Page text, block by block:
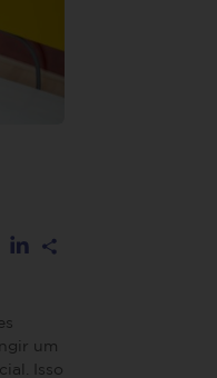
um
Isso